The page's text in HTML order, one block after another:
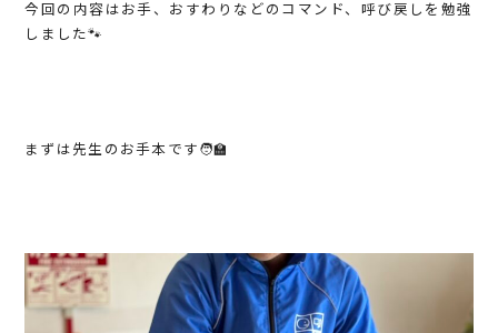
今回の内容はお手、おすわりなどのコマンド、呼び戻しを勉強
しました🐾
まずは先生のお手本です🧑‍🏫